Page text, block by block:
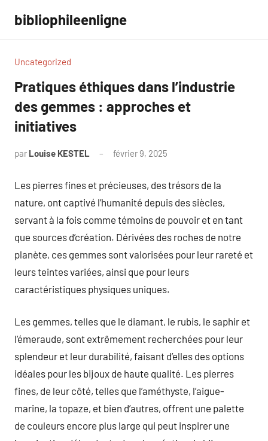
contenu
bibliophileenligne
Uncategorized
Pratiques éthiques dans l’industrie
des gemmes : approches et
initiatives
par Louise KESTEL février 9, 2025
Les pierres fines et précieuses, des trésors de la
nature, ont captivé l’humanité depuis des siècles,
servant à la fois comme témoins de pouvoir et en tant
que sources d’création. Dérivées des roches de notre
planète, ces gemmes sont valorisées pour leur rareté et
leurs teintes variées, ainsi que pour leurs
caractéristiques physiques uniques.
Les gemmes, telles que le diamant, le rubis, le saphir et
l’émeraude, sont extrêmement recherchées pour leur
splendeur et leur durabilité, faisant d’elles des options
idéales pour les bijoux de haute qualité. Les pierres
fines, de leur côté, telles que l’améthyste, l’aigue-
marine, la topaze, et bien d’autres, offrent une palette
de couleurs encore plus large qui peut inspirer une